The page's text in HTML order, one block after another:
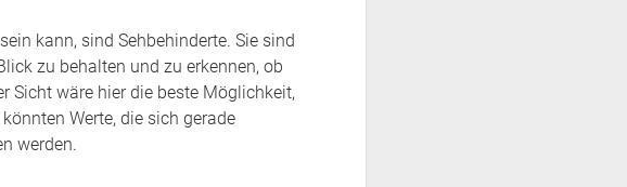
kann, sind Sehbehinderte. Sie sind
zu behalten und zu erkennen, ob
Sicht wäre hier die beste Möglichkeit,
Werte, die sich gerade
werden.